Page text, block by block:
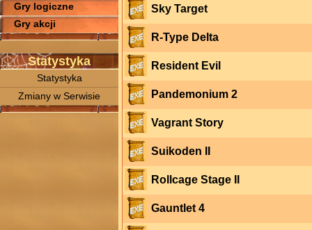
Gry logiczne
Gry akcji
Statystyka
Statystyka
Zmiany w Serwisie
Sky Target
R-Type Delta
Resident Evil
Pandemonium 2
Vagrant Story
Suikoden II
Rollcage Stage II
Gauntlet 4